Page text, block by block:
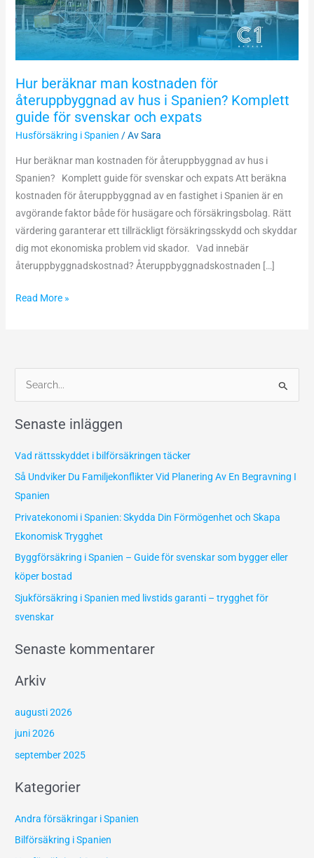
Hur beräknar man kostnaden för
återuppbyggnad av hus i Spanien? Komplett
guide för svenskar och expats
Husförsäkring i Spanien / AvSara
Hur beräknar man kostnaden för återuppbyggnad av hus i
Spanien? Komplett guide för svenskar och expats Att beräkna
kostnaden för återuppbyggnad av en fastighet i Spanien är en
avgörande faktor både för husägare och försäkringsbolag. Rätt
värdering garanterar ett tillräckligt försäkringsskydd och skyddar
dig mot ekonomiska problem vid skador. Vad innebär
återuppbyggnadskostnad? Återuppbyggnadskostnaden […]
av
hus
Komplett
guide
för
svenskar
Read More »
k
f
t
e
r
:
Senaste inläggen
Vad rättsskyddet i bilförsäkringen täcker
Så Undviker Du Familjekonflikter Vid Planering Av En Begravning I
Spanien
Privatekonomi i Spanien: Skydda Din Förmögenhet och Skapa
Ekonomisk Trygghet
Byggförsäkring i Spanien – Guide för svenskar som bygger eller
köper bostad
Sjukförsäkring i Spanien med livstids garanti – trygghet för
svenskar
Senaste kommentarer
Arkiv
augusti 2026
juni 2026
september 2025
Kategorier
Andra försäkringar i Spanien
Bilförsäkring i Spanien